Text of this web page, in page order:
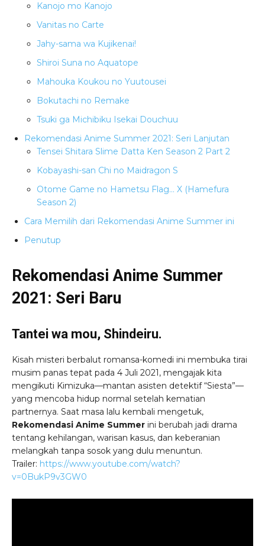
Kanojo mo Kanojo
Vanitas no Carte
Jahy-sama wa Kujikenai!
Shiroi Suna no Aquatope
Mahouka Koukou no Yuutousei
Bokutachi no Remake
Tsuki ga Michibiku Isekai Douchuu
Rekomendasi Anime Summer 2021: Seri Lanjutan
Tensei Shitara Slime Datta Ken Season 2 Part 2
Kobayashi-san Chi no Maidragon S
Otome Game no Hametsu Flag… X (Hamefura
Season 2)
Cara Memilih dari Rekomendasi Anime Summer ini
Penutup
Rekomendasi Anime Summer
2021: Seri Baru
Tantei wa mou, Shindeiru.
Kisah misteri berbalut romansa-komedi ini membuka tirai
musim panas tepat pada 4 Juli 2021, mengajak kita
mengikuti Kimizuka—mantan asisten detektif “Siesta”—
yang mencoba hidup normal setelah kematian
partnernya. Saat masa lalu kembali mengetuk,
Rekomendasi Anime Summer ini berubah jadi drama
tentang kehilangan, warisan kasus, dan keberanian
melangkah tanpa sosok yang dulu menuntun.
Trailer: https://www.youtube.com/watch?
v=0BukP9v3GW0